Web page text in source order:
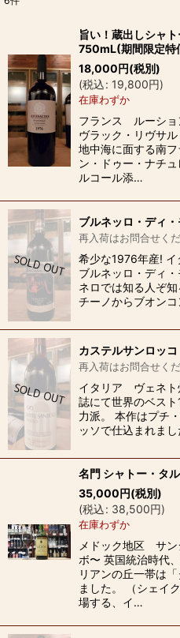
並び順:
旨い！蔵出しシャ
750mL(期間限定特
18,000円(税別)
(税込: 19,800円)
在庫わずか
フランス ルーショ
ヴラック・リヴサ
地中海に面する南
ン・ドゥー・ナチ
ルコール添…
ブルネッロ・ディ
再入荷はお問合せく
希少な1976年産!
ブルネッロ・ディ
ネロでは知る人ぞ
チーノからブオン
カステルサンロッ
再入荷はお問合せく
イタリア ヴェネト
誌にて世界のベス
力派。 本作はプチ
ッソで仕込まれま
名門 シャトー・タ
35,000円(税別)
(税込: 38,500円)
在庫わずか
メドック地区 サン
ボ〜 英国統治時代
リアンの丘一帯は
ました。 （シェイ
場する、イ…